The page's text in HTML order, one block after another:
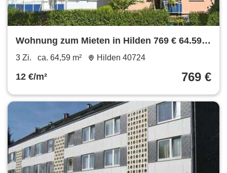
Wohnung zum Mieten in Hilden 769 € 64.59
m²
3 Zi. ca. 64,59 m² Hilden 40724
12 €/m² 769 €